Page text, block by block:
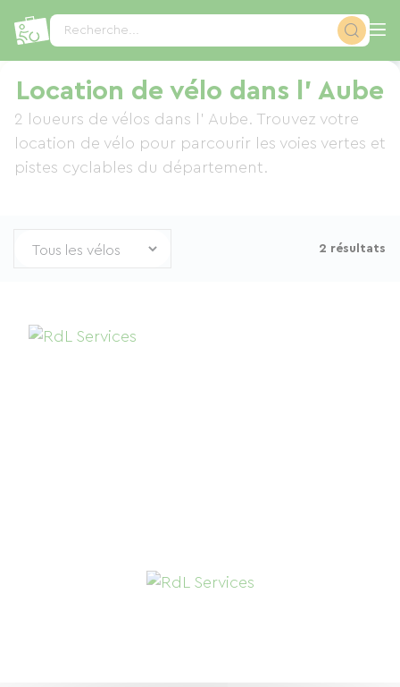
Recherche...
Location de vélo dans l' Aube
2 loueurs de vélos dans l' Aube. Trouvez votre
location de vélo pour parcourir les voies vertes et
pistes cyclables du département.
2 résultats
Panneau de gestion des cookies